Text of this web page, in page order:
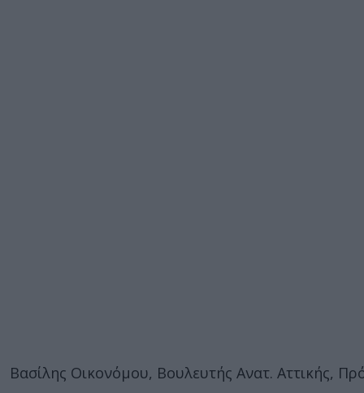
Βασίλης Οικονόμου, Βουλευτής Ανατ. Αττικής,